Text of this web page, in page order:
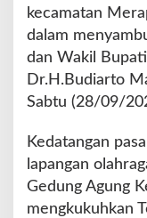
E
a
k
-
E
k
M
e
r
kecamatan
dalam
dan Wakil
Dr.H.Budiarto
Sabtu (28/09/
Kedatangan
lapangan
Gedung Agung
mengkukuhkan